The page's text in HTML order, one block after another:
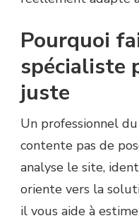
Pourquoi
spécialiste
juste
Un professionnel
contente pas de
analyse le site,
oriente vers la
il vous aide à